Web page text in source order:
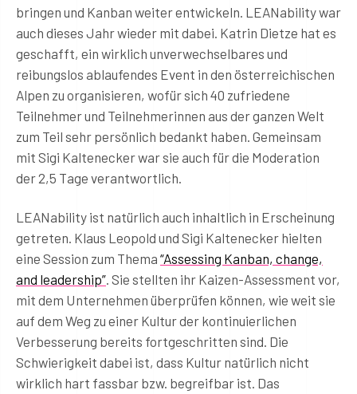
bringen und Kanban weiter entwickeln. LEANability war
auch dieses Jahr wieder mit dabei. Katrin Dietze hat es
geschafft, ein wirklich unverwechselbares und
reibungslos ablaufendes Event in den österreichischen
Alpen zu organisieren, wofür sich 40 zufriedene
Teilnehmer und Teilnehmerinnen aus der ganzen Welt
zum Teil sehr persönlich bedankt haben. Gemeinsam
mit Sigi Kaltenecker war sie auch für die Moderation
der 2,5 Tage verantwortlich.
LEANability ist natürlich auch inhaltlich in Erscheinung
getreten. Klaus Leopold und Sigi Kaltenecker hielten
eine Session zum Thema “Assessing Kanban, change,
and leadership” . Sie stellten ihr Kaizen-Assessment vor,
mit dem Unternehmen überprüfen können, wie weit sie
auf dem Weg zu einer Kultur der kontinuierlichen
Verbesserung bereits fortgeschritten sind. Die
Schwierigkeit dabei ist, dass Kultur natürlich nicht
wirklich hart fassbar bzw. begreifbar ist. Das